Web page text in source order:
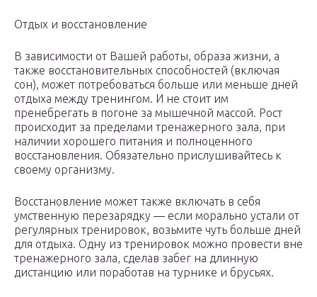
Отдых и восстановление
В зависимости от Вашей работы, образа жизни, а
также восстановительных способностей (включая
сон), может потребоваться больше или меньше дней
отдыха между тренингом. И не стоит им
пренебрегать в погоне за мышечной массой. Рост
происходит за пределами тренажерного зала, при
наличии хорошего питания и полноценного
восстановления. Обязательно прислушивайтесь к
своему организму.
Восстановление может также включать в себя
умственную перезарядку — если морально устали от
регулярных тренировок, возьмите чуть больше дней
для отдыха. Одну из тренировок можно провести вне
тренажерного зала, сделав забег на длинную
дистанцию или поработав на турнике и брусьях.